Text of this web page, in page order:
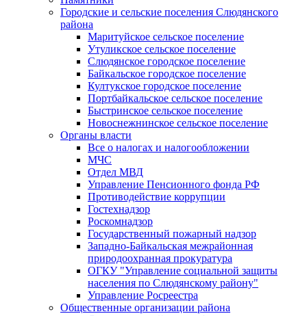
Городские и сельские поселения Слюдянского
района
Маритуйское сельское поселение
Утуликское сельское поселение
Слюдянское городское поселение
Байкальское городское поселение
Култукское городское поселение
Портбайкальское сельское поселение
Быстринское сельское поселение
Новоснежнинское сельское поселение
Органы власти
Все о налогах и налогообложении
МЧС
Отдел МВД
Управление Пенсионного фонда РФ
Противодействие коррупции
Гостехнадзор
Роскомнадзор
Государственный пожарный надзор
Западно-Байкальская межрайонная
природоохранная прокуратура
ОГКУ "Управление социальной защиты
населения по Слюдянскому району"
Управление Росреестра
Общественные организации района